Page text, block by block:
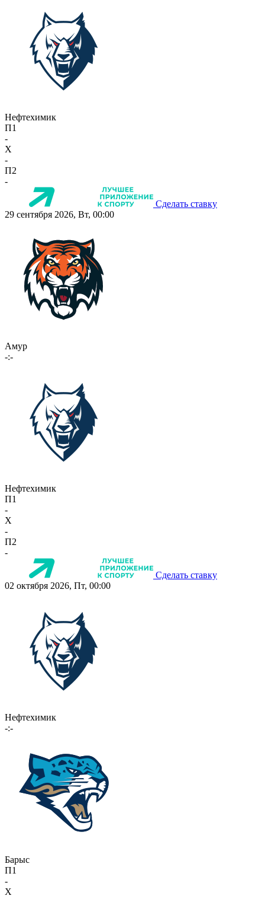
Нефтехимик
П1
-
X
-
П2
-
Сделать ставку
29 сентября 2026, Вт, 00:00
Амур
-:-
Нефтехимик
П1
-
X
-
П2
-
Сделать ставку
02 октября 2026, Пт, 00:00
Нефтехимик
-:-
Барыс
П1
-
X